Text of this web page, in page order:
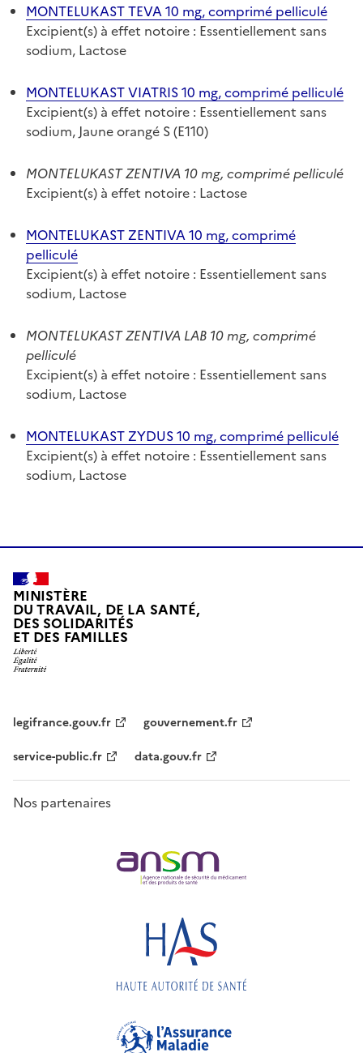
MONTELUKAST TEVA 10 mg, comprimé pelliculé
Excipient(s) à effet notoire : Essentiellement sans
sodium, Lactose
MONTELUKAST VIATRIS 10 mg, comprimé pelliculé
Excipient(s) à effet notoire : Essentiellement sans
sodium, Jaune orangé S (E110)
MONTELUKAST ZENTIVA 10 mg, comprimé pelliculé
Excipient(s) à effet notoire : Lactose
MONTELUKAST ZENTIVA 10 mg, comprimé
pelliculé
Excipient(s) à effet notoire : Essentiellement sans
sodium, Lactose
MONTELUKAST ZENTIVA LAB 10 mg, comprimé
pelliculé
Excipient(s) à effet notoire : Essentiellement sans
sodium, Lactose
MONTELUKAST ZYDUS 10 mg, comprimé pelliculé
Excipient(s) à effet notoire : Essentiellement sans
sodium, Lactose
MINISTÈRE
DU TRAVAIL, DE LA SANTÉ,
DES SOLIDARITÉS
ET DES FAMILLES
legifrance.gouv.fr
gouvernement.fr
service-public.fr
data.gouv.fr
Nos partenaires